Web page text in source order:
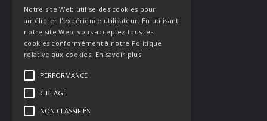
Le studio
Galerie
Blog
Mentions légales
CGV
Presse & Distinctions
Notre site Web utilise des cookies pour
améliorer l'expérience utilisateur. En utilisant
notre site Web, vous acceptez tous les
cookies conformément à notre Politique
relative aux cookies. En savoir plus
PERFORMANCE
CIBLAGE
NON CLASSIFIÉS